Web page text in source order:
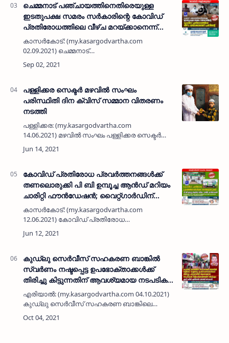
ചെമ്മനാട് പഞ്ചായത്തിനെതിരെയുള്ള
ഇടതുപക്ഷ സമരം സർകാരിന്റെ കോവിഡ്
പ്രതിരോധത്തിലെ വീഴ്ച മറയ്ക്കാനെന്ന്
പ്രസിഡന്റ്
കാസർകോട്: (my.kasargodvartha.com
02.09.2021) ചെമ്മനാട്
പഞ്ചായത്തിനെതിരെയുള്ള ഇടതുപക്ഷ സമരം
സർകാരിന്റെ കോവിഡ് പ്രതിരോധത്തിലെ വീഴ്ച
അബൂബകർ വാർത്ത…
പള്ളിക്കര സെക്ടർ മഴവിൽ സംഘം
പരിസ്ഥിതി ദിന ക്വിസ് സമ്മാന വിതരണം
നടത്തി
പള്ളിക്കര: (my.kasargodvartha.com
14.06.2021) മഴവിൽ സംഘം പള്ളിക്കര സെക്ടർ
കമിറ്റിയുടെ നേതൃത്വത്തിൽ പരിസ്ഥിതി ദിന
ക്വിസ് മത്സരം സംഘടിപ്പിച്ചു. മുഹമ്മദ് ഫവാദ്
കോവിഡ് പ്രതിരോധ പ്രവർത്തനങ്ങൾക്ക്
തണലൊരുക്കി പി ബി ഉമ്പൂച്ച ആൻഡ്‌ മറിയം
ചാരിറ്റി ഫൗൻഡേഷൻ; വൈറ്റ്ഗാർഡിന്
വാഹനം കൈമാറി
കാസർകോട്: (my.kasargodvartha.com
12.06.2021) കോവിഡ് പ്രതിരോധ
പ്രവർത്തനങ്ങൾക്ക് ഉപയോഗിക്കുന്നതിനായി പി
ബി ഉമ്പൂച്ച ആൻഡ്‌ മറിയം ചാരിറ്റി ഫൗൻഡേഷൻ,
കുഡ്‌ലു സെർവീസ് സഹകരണ ബാങ്കിൽ
സ്വർണം നഷ്ടപ്പെട്ട ഉപഭോക്താക്കൾക്ക്
തിരിച്ചു കിട്ടുന്നതിന് ആവശ്യമായ നടപടികൾ
സ്വീകരിക്കണമെന്ന് സിപിഎം; എപി റഫീഖ്
എരിയാൽ ബ്രാഞ്ച് സെക്രടറി
എരിയാൽ: (my.kasargodvartha.com 04.10.2021)
കുഡ്‌ലു സെർവീസ് സഹകരണ ബാങ്കിലെ
മോഷണവുമായി ബന്ധപ്പെട്ട് സ്വർണം നഷ്ടപ്പെട്ട
ഉപഭോക്താക്കൾക്ക് സ്വർണം തിരിച്ചു